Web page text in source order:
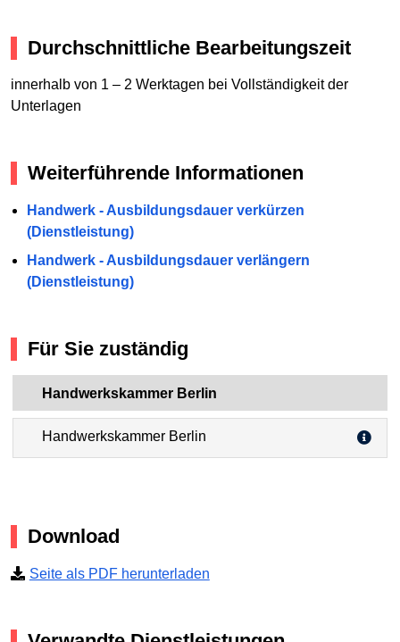
Durchschnittliche Bearbeitungszeit
innerhalb von 1 – 2 Werktagen bei Vollständigkeit der
Unterlagen
Weiterführende Informationen
Handwerk - Ausbildungsdauer verkürzen
(Dienstleistung)
Handwerk - Ausbildungsdauer verlängern
(Dienstleistung)
Für Sie zuständig
Handwerkskammer Berlin
Handwerkskammer Berlin
Download
Seite als PDF herunterladen